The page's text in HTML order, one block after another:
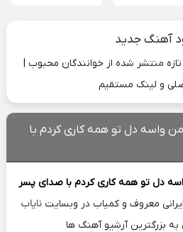
آهنگ جدید
منتشر شده از خوانندگان محبوب |
و لینک مستقیم
واسه دل تو همه کاری کردم با
دل تو همه کاری کردم با صدای پسر
معروف و کمیاب در وبسایت نایاب
بزرگترین آرشیو آهنگ ها